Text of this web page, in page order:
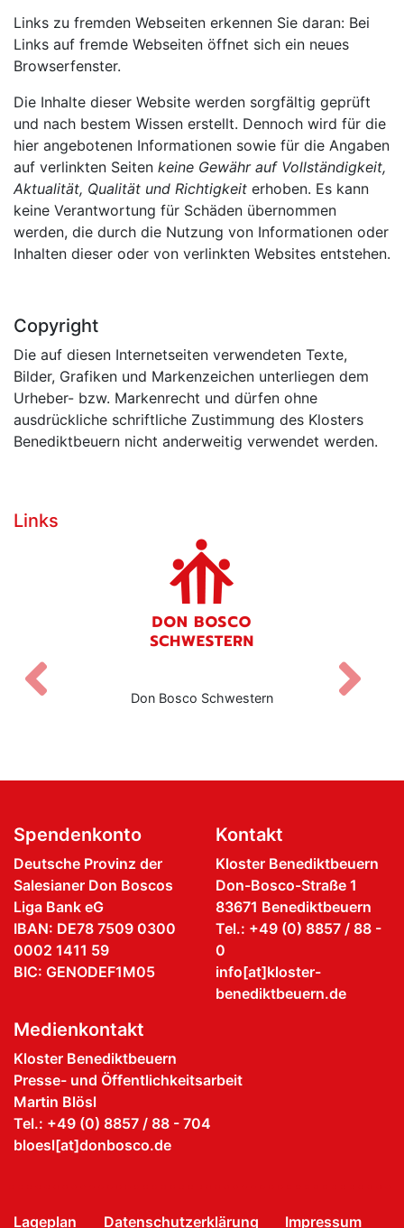
Links zu fremden Webseiten erkennen Sie daran: Bei
Links auf fremde Webseiten öffnet sich ein neues
Browserfenster.
Die Inhalte dieser Website werden sorgfältig geprüft
und nach bestem Wissen erstellt. Dennoch wird für die
hier angebotenen Informationen sowie für die Angaben
auf verlinkten Seiten keine Gewähr auf Vollständigkeit,
Aktualität, Qualität und Richtigkeit erhoben. Es kann
keine Verantwortung für Schäden übernommen
werden, die durch die Nutzung von Informationen oder
Inhalten dieser oder von verlinkten Websites entstehen.
Copyright
Die auf diesen Internetseiten verwendeten Texte,
Bilder, Grafiken und Markenzeichen unterliegen dem
Urheber- bzw. Markenrecht und dürfen ohne
ausdrückliche schriftliche Zustimmung des Klosters
Benediktbeuern nicht anderweitig verwendet werden.
Links
Don Bosco Schwestern
Zurück
Spendenkonto
Deutsche Provinz der
Salesianer Don Boscos
Liga Bank eG
IBAN: DE78 7509 0300
0002 1411 59
BIC: GENODEF1M05
Kontakt
Kloster Benediktbeuern
Don-Bosco-Straße 1
83671 Benediktbeuern
Tel.: +49 (0) 8857 / 88 -
0
info[at]kloster-
benediktbeuern.de
Medienkontakt
Kloster Benediktbeuern
Presse- und Öffentlichkeitsarbeit
Martin Blösl
Tel.: +49 (0) 8857 / 88 - 704
bloesl[at]donbosco.de
Lageplan Datenschutzerklärung Impressum